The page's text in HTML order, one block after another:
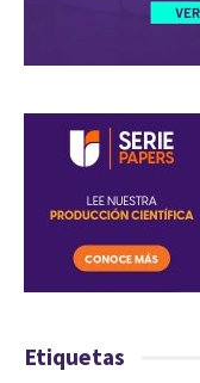
Etiquetas